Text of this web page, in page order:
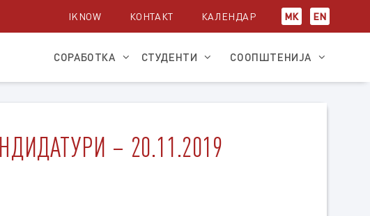
IKNOW КОНТАКТ КАЛЕНДАР МК EN
СОРАБОТКА СТУДЕНТИ СООПШТЕНИЈА
– 20.11.2019